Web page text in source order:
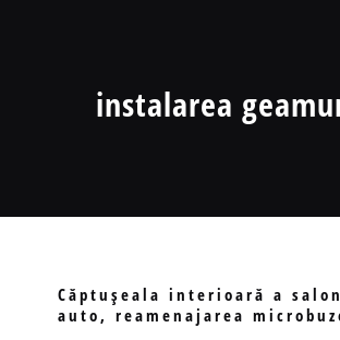
instalarea
Căptuşeala interioară a
auto, reamenajarea